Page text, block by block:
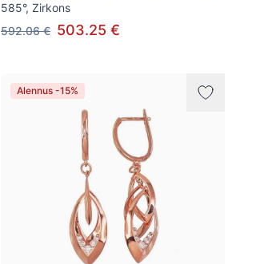
585°, Zirkons
592.06 € 503.25 €
Alennus -15%